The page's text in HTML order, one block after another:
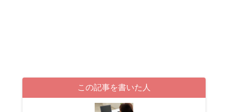
この記事を書いた人